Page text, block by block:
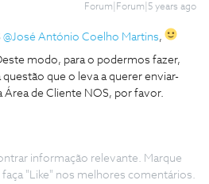
Forum|Forum|5 years ago
@José António Coelho Martins,
modo, para o podermos fazer,
que o leva a querer enviar-
Área de Cliente NOS, por favor.
informação relevante. Marque
"Like" nos melhores comentários.